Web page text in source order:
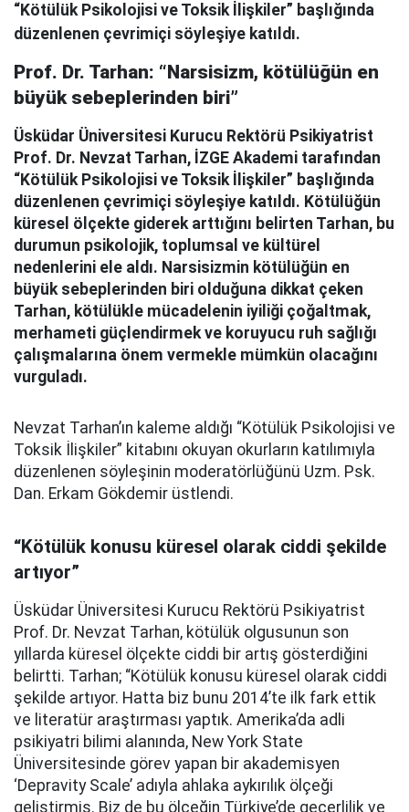
“Kötülük Psikolojisi ve Toksik İlişkiler” başlığında
düzenlenen çevrimiçi söyleşiye katıldı.
Prof. Dr. Tarhan: “Narsisizm, kötülüğün en
büyük sebeplerinden biri”
Üsküdar Üniversitesi Kurucu Rektörü Psikiyatrist
Prof. Dr. Nevzat Tarhan, İZGE Akademi tarafından
“Kötülük Psikolojisi ve Toksik İlişkiler” başlığında
düzenlenen çevrimiçi söyleşiye katıldı. Kötülüğün
küresel ölçekte giderek arttığını belirten Tarhan, bu
durumun psikolojik, toplumsal ve kültürel
nedenlerini ele aldı. Narsisizmin kötülüğün en
büyük sebeplerinden biri olduğuna dikkat çeken
Tarhan, kötülükle mücadelenin iyiliği çoğaltmak,
merhameti güçlendirmek ve koruyucu ruh sağlığı
çalışmalarına önem vermekle mümkün olacağını
vurguladı.
Nevzat Tarhan’ın kaleme aldığı “Kötülük Psikolojisi ve
Toksik İlişkiler” kitabını okuyan okurların katılımıyla
düzenlenen söyleşinin moderatörlüğünü Uzm. Psk.
Dan. Erkam Gökdemir üstlendi.
“Kötülük konusu küresel olarak ciddi şekilde
artıyor”
Üsküdar Üniversitesi Kurucu Rektörü Psikiyatrist
Prof. Dr. Nevzat Tarhan, kötülük olgusunun son
yıllarda küresel ölçekte ciddi bir artış gösterdiğini
belirtti. Tarhan; “Kötülük konusu küresel olarak ciddi
şekilde artıyor. Hatta biz bunu 2014’te ilk fark ettik
ve literatür araştırması yaptık. Amerika’da adli
psikiyatri bilimi alanında, New York State
Üniversitesinde görev yapan bir akademisyen
‘Depravity Scale’ adıyla ahlaka aykırılık ölçeği
geliştirmiş. Biz de bu ölçeğin Türkiye’de geçerlilik ve